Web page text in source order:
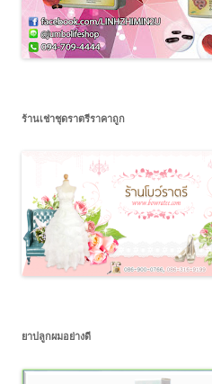
ร้านเช่าชุดราตรีราคาถูก
ยาปลูกผมอย่างดี